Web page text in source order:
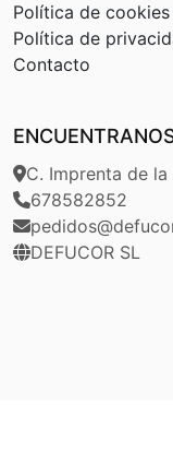
Política de cookies
Política de
Contacto
C. Imprenta de
678582852
DEFUCOR SL